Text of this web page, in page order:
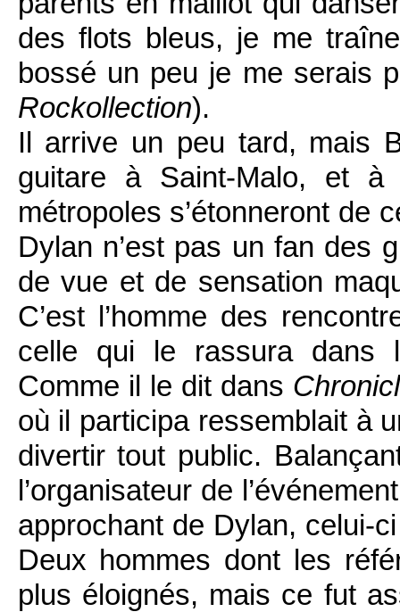
des flots bleus, je me
bossé un peu je me serais
Rockollection).
Il arrive un peu tard, mais
guitare à Saint-Malo, et à
métropoles s’étonneront de
Dylan n’est pas un fan des
de vue et de sensation
C’est l’homme des
celle qui le rassura dans
Comme il le dit dans
où il participa ressemblait à
divertir tout public.
l’organisateur de
approchant de Dylan, celui-
Deux hommes dont les
plus éloignés, mais ce fut